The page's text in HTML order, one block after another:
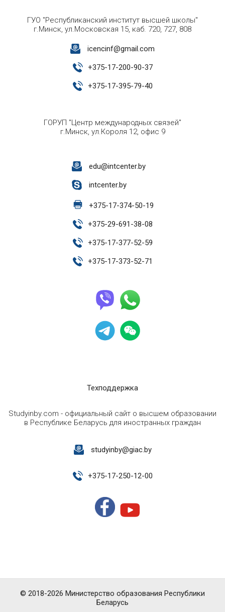
ГУО "Республиканский институт высшей школы"
г.Минск, ул.Московская 15, каб. 720, 727, 808
icencinf@gmail.com
+375-17-200-90-37
+375-17-395-79-40
ГОРУП "Центр международных связей"
г.Минск, ул.Короля 12, офис 9
edu@intcenter.by
intcenter.by
+375-17-374-50-19
+375-29-691-38-08
+375-17-377-52-59
+375-17-373-52-71
Техподдержка
Studyinby.com - официальный сайт о высшем образовании
в Республике Беларусь для иностранных граждан
studyinby@giac.by
+375-17-250-12-00
© 2018-2026 Министерство образования Республики
Беларусь